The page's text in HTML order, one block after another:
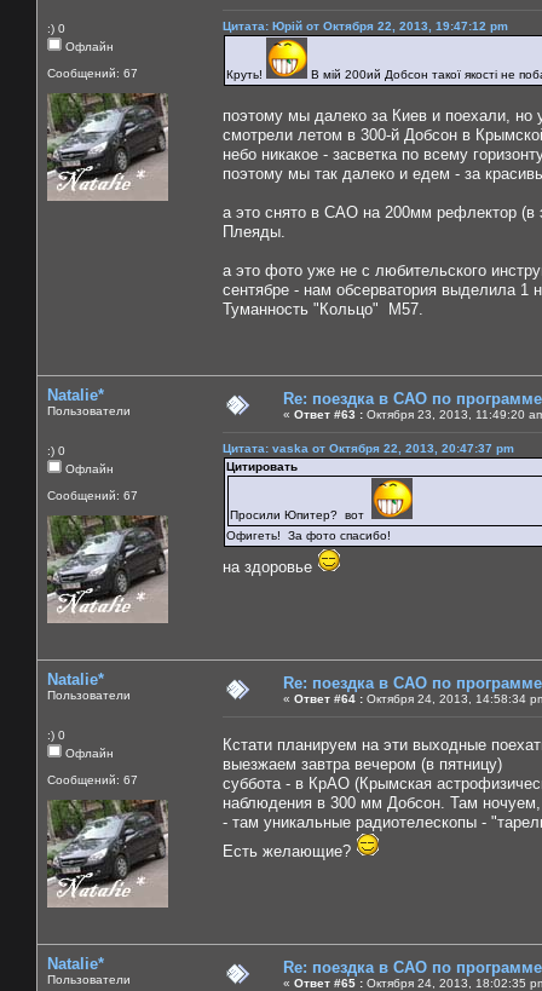
:) 0
Офлайн
Сообщений: 67
Цитата: Юрій от Октября 22, 2013, 19:47:12 pm
Круть! В мій 200ий Добсон такої якості не
поэтому мы далеко за Киев и поехали, но
смотрели летом в 300-й Добсон в
небо никакое - засветка по всему
поэтому мы так далеко и едем - за
а это снято в САО на 200мм рефлектор (в
Плеяды.
а это фото уже не с любительского
сентябре - нам обсерватория выделила 1
Туманность "Кольцо" М57.
Natalie*
Пользователи
:) 0
Офлайн
Сообщений: 67
Re: поездка в САО по
« Ответ #63 : Октября 23, 2013, 11:49:20
Цитата: vaska от Октября 22, 2013, 20:47:37 pm
Цитировать
Просили Юпитер? вот
Офигеть! За фото спасибо!
на здоровье
Natalie*
Пользователи
:) 0
Офлайн
Сообщений: 67
Re: поездка в САО по
« Ответ #64 : Октября 24, 2013, 14:58:34
Кстати планируем на эти выходные
выезжаем завтра вечером (в пятницу)
суббота - в КрАО (Крымская
наблюдения в 300 мм Добсон. Там
- там уникальные радиотелескопы -
Есть желающие?
Natalie*
Пользователи
Re: поездка в САО по
« Ответ #65 : Октября 24, 2013, 18:02:35